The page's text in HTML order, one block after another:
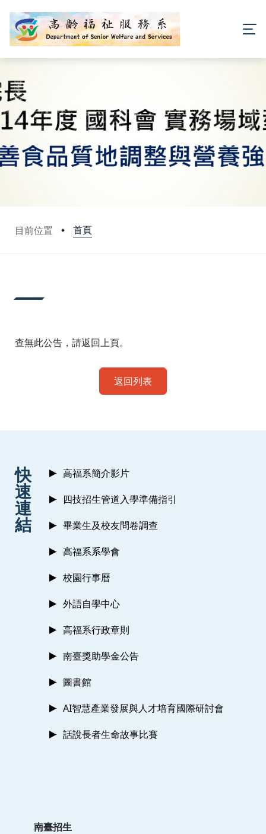
目前位置 首頁
查無此公告，請返回上頁。
返回列表
快
速
連
結
高福系簡介影片
四技招生管道入學準備指引
畢業生及校友問卷調查
高福系系學會
校園行事曆
外語自學中心
高福系行政章則
南臺獎助學金公告
圖書館
AI智慧產業發展與人才培育國際研討會
話說長者生命故事比賽
南臺招生